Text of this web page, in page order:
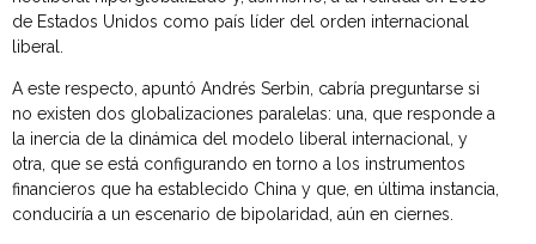
de Estados Unidos como país líder del orden internacional
liberal.
A este respecto, apuntó Andrés Serbin, cabría preguntarse si
no existen dos globalizaciones paralelas: una, que responde a
la inercia de la dinámica del modelo liberal internacional, y
otra, que se está configurando en torno a los instrumentos
financieros que ha establecido China y que, en última instancia,
conduciría a un escenario de bipolaridad, aún en ciernes.